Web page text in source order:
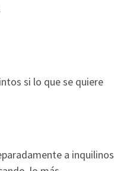
si lo que se quiere
a inquilinos